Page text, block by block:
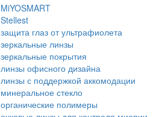
MiYOSMART
Stellest
защита глаз от ультрафиолета
зеркальные линзы
зеркальные покрытия
линзы офисного дизайна
линзы с поддержкой аккомодации
минеральное стекло
органические полимеры